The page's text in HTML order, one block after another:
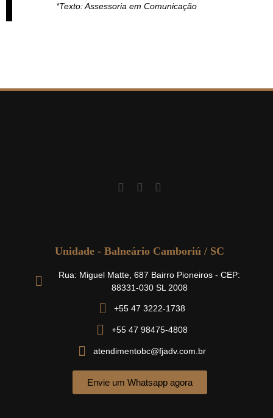
*Texto: Assessoria em Comunicação
Unidade - Balneário Camboriú / SC
Rua: Miguel Matte, 687 Bairro Pioneiros - CEP:
88331-030 SL 2008
+55 47 3222-1738
+55 47 98475-4808
atendimentobc@fjadv.com.br
Envie um Whatsapp agora